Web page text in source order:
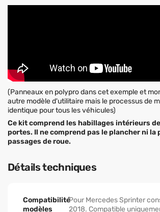
(Panneaux en polypro dans cet exemple et
autre modèle d'utilitaire mais le processus de
identique pour tous les véhicules)
Ce kit comprend les habillages intérieurs
portes. Il ne comprend pas le plancher ni la
passages de roue.
Détails techniques
Compatibilité
modèles
Pour Mercedes Sprinter
2018. Compatible